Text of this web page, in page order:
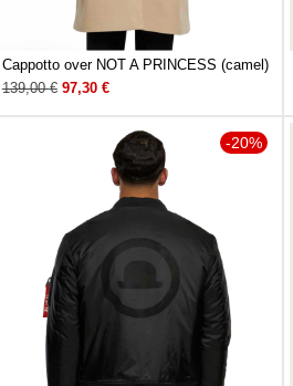
Cappotto over NOT A PRINCESS (camel)
139,00€ 97,30 €
-20%